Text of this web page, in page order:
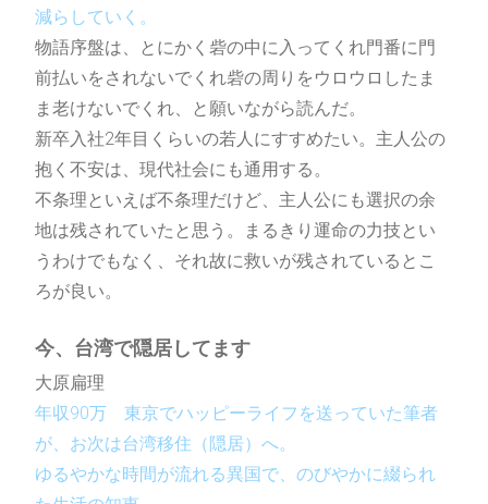
WEB通販 ONLINE
本の購入はこちらから
日記
2022〜2023
減らしていく。
物語序盤は、とにかく砦の中に入ってくれ門番に門
前払いをされないでくれ砦の周りをウロウロしたま
ま老けないでくれ、と願いながら読んだ。
新卒入社2年目くらいの若人にすすめたい。主人公の
抱く不安は、現代社会にも通用する。
不条理といえば不条理だけど、主人公にも選択の余
地は残されていたと思う。まるきり運命の力技とい
うわけでもなく、それ故に救いが残されているとこ
ろが良い。
今、台湾で隠居してます
大原扁理
年収90万 東京でハッピーライフを送っていた筆者
が、お次は台湾移住（隠居）へ。
ゆるやかな時間が流れる異国で、のびやかに綴られ